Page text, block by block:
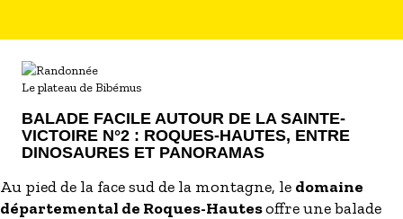
Le plateau de Bibémus
BALADE FACILE AUTOUR DE LA SAINTE-
VICTOIRE N°2 : ROQUES-HAUTES, ENTRE
DINOSAURES ET PANORAMAS
Au pied de la face sud de la montagne, le domaine
départemental de Roques-Hautesoffre une balade